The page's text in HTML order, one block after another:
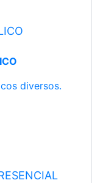
diversos.